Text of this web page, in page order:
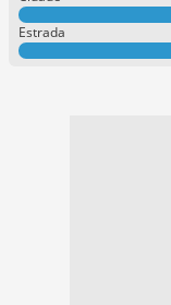
Estrada